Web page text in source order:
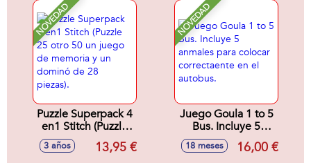
NOVEDAD
Puzzle Superpack 4
en1 Stitch (Puzzle
25 otro 50 un juego
de memoria y un
3 años 13,95 €
NOVEDAD
Juego Goula 1 to 5
Bus. Incluye 5
anmales para
colocar
18 meses 16,00 €